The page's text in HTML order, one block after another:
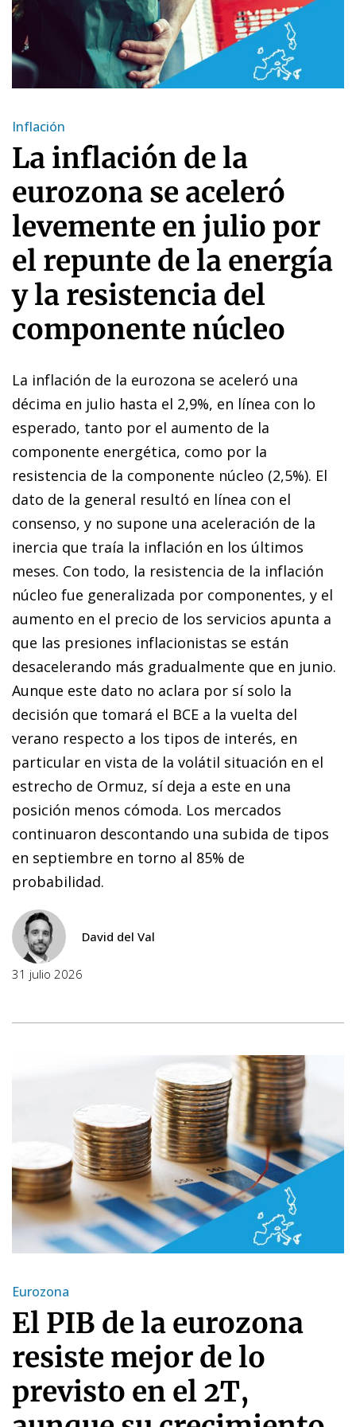
Inflación
La inflación de la
eurozona se aceleró
levemente en julio por
el repunte de la energía
y la resistencia del
componente núcleo
La inflación de la eurozona se aceleró una
décima en julio hasta el 2,9%, en línea con lo
esperado, tanto por el aumento de la
componente energética, como por la
resistencia de la componente núcleo (2,5%). El
dato de la general resultó en línea con el
consenso, y no supone una aceleración de la
inercia que traía la inflación en los últimos
meses. Con todo, la resistencia de la inflación
núcleo fue generalizada por componentes, y el
aumento en el precio de los servicios apunta a
que las presiones inflacionistas se están
desacelerando más gradualmente que en junio.
Aunque este dato no aclara por sí solo la
decisión que tomará el BCE a la vuelta del
verano respecto a los tipos de interés, en
particular en vista de la volátil situación en el
estrecho de Ormuz, sí deja a este en una
posición menos cómoda. Los mercados
continuaron descontando una subida de tipos
en septiembre en torno al 85% de
probabilidad.
David del Val
31 julio 2026
Eurozona
El PIB de la eurozona
resiste mejor de lo
previsto en el 2T,